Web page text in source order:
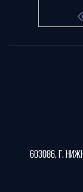
603086, г.